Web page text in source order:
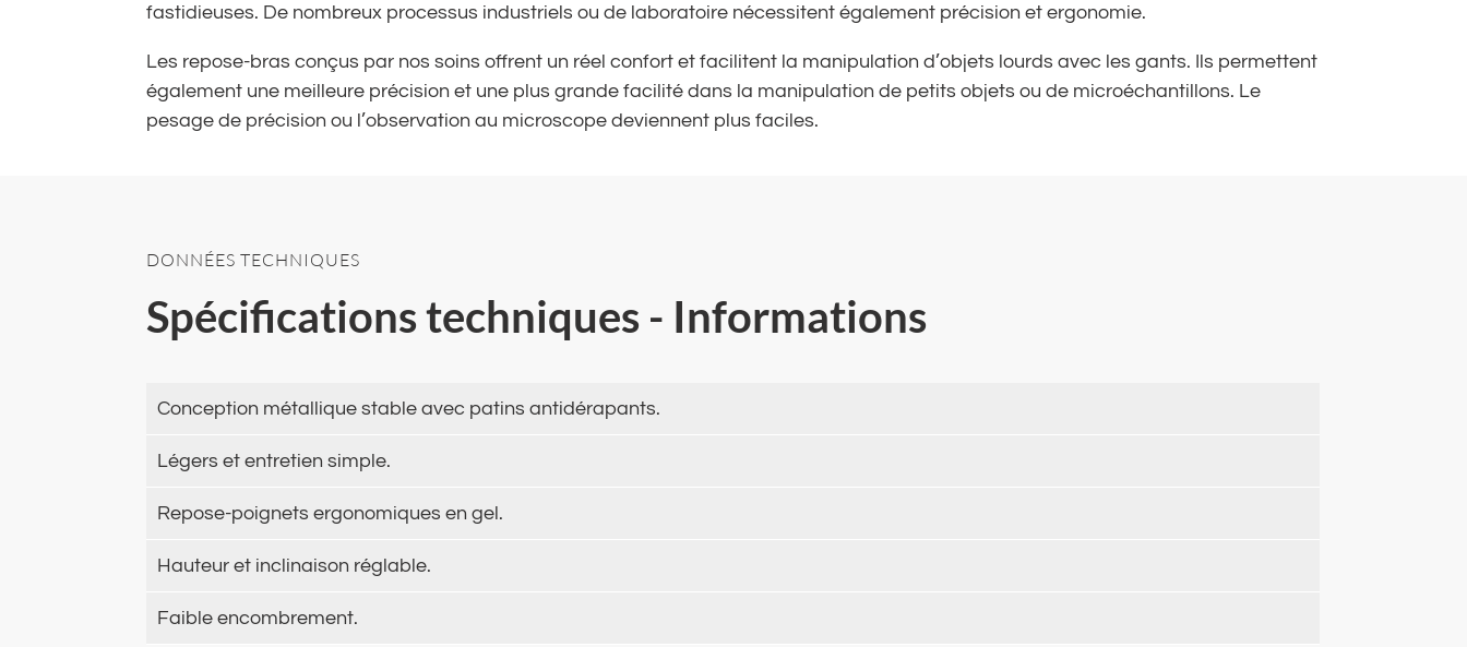
fastidieuses. De nombreux processus industriels ou de laboratoire nécessitent également précision et ergonomie.
Les repose-bras conçus par nos soins offrent un réel confort et facilitent la manipulation d’objets lourds avec les gants. Ils permettent
également une meilleure précision et une plus grande facilité dans la manipulation de petits objets ou de microéchantillons. Le
pesage de précision ou l’observation au microscope deviennent plus faciles.
DONNÉES TECHNIQUES
Spécifications techniques - Informations
Conception métallique stable avec patins antidérapants.
Légers et entretien simple.
Repose-poignets ergonomiques en gel.
Hauteur et inclinaison réglable.
Faible encombrement.